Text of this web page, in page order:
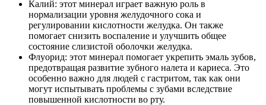
Калий: этот минерал играет важную роль в
нормализации уровня желудочного сока и
регулировании кислотности желудка. Он также
помогает снизить воспаление и улучшить общее
состояние слизистой оболочки желудка.
Флуорид: этот минерал помогает укрепить эмаль зубов,
предотвращая развитие зубного налета и кариеса. Это
особенно важно для людей с гастритом, так как они
могут испытывать проблемы с зубами вследствие
повышенной кислотности во рту.